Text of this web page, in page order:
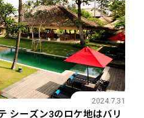
シーズン3のロケ地はバリ
2024.7.31